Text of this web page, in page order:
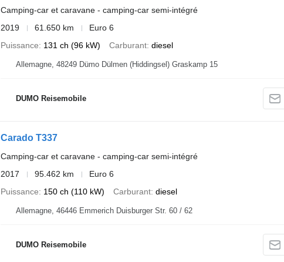
Camping-car et caravane - camping-car semi-intégré
2019
61.650 km
Euro 6
Puissance
131 ch (96 kW) Carburant diesel
Allemagne, 48249 Dümo Dülmen (Hiddingsel) Graskamp 15
DUMO Reisemobile
Carado T337
Camping-car et caravane - camping-car semi-intégré
2017
95.462 km
Euro 6
Puissance
150 ch (110 kW) Carburant diesel
Allemagne, 46446 Emmerich Duisburger Str. 60 / 62
DUMO Reisemobile